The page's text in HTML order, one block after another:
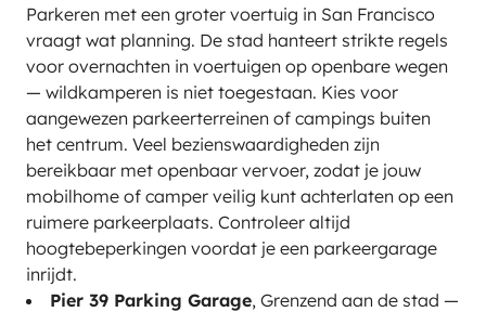
Parkeren met een groter voertuig in San Francisco
vraagt wat planning. De stad hanteert strikte regels
voor overnachten in voertuigen op openbare wegen
— wildkamperen is niet toegestaan. Kies voor
aangewezen parkeerterreinen of campings buiten
het centrum. Veel bezienswaardigheden zijn
bereikbaar met openbaar vervoer, zodat je jouw
mobilhome of camper veilig kunt achterlaten op een
ruimere parkeerplaats. Controleer altijd
hoogtebeperkingen voordat je een parkeergarage
inrijdt.
Pier 39 Parking Garage, Grenzend aan de stad —